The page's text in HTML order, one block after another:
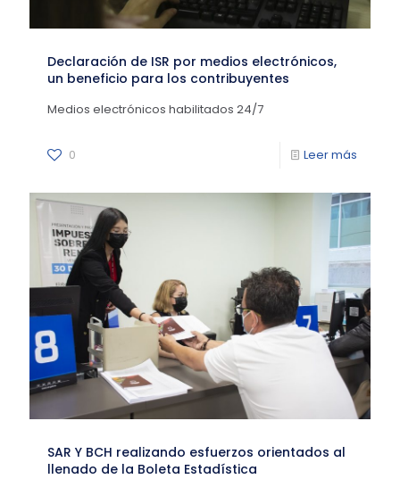
Declaración de ISR por medios electrónicos,
un beneficio para los contribuyentes
Medios electrónicos habilitados 24/7
0 Leer más
SAR Y BCH realizando esfuerzos orientados al
llenado de la Boleta Estadística